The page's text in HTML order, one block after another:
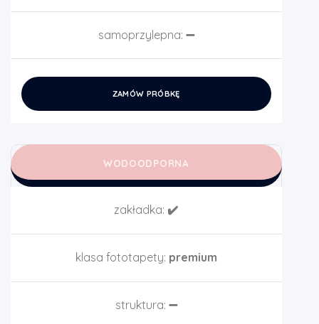
samoprzylepna: ➖
ZAMÓW PRÓBKĘ
WODOODPORNA
zakładka: ✔️
klasa fototapety: premium
struktura: ➖